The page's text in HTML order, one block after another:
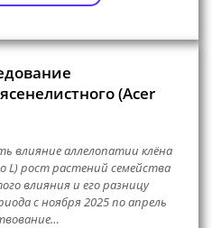
(Acer
влияние аллелопатии клëна
L) рост растений семейства
влияния и его разницу
с ноября 2025 по апрель